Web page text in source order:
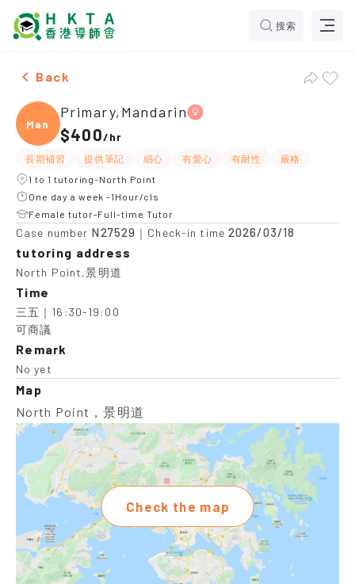
搜索
Female Primary,Mandarin，North Point Tuition
Back
Manda
Primary,Mandarin
$400/hr
長期補習 提供筆記 細心 有愛心 有耐性
嚴格
1 to 1 tutoring-North Point
One day a week -1Hour/cls
Female tutor-Full-time Tutor
Case number N27529 ｜Check-in time 2026/03/18
tutoring address
North Point,景明道
Time
三五｜16:30-19:00
可商議
Remark
No yet
Map
North Point，景明道
Check the map